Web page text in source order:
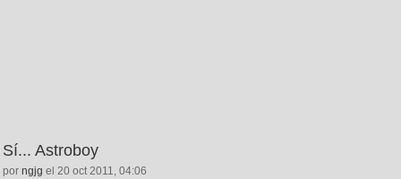
Sí... Astroboy
por ngjg el 20 oct 2011, 04:06